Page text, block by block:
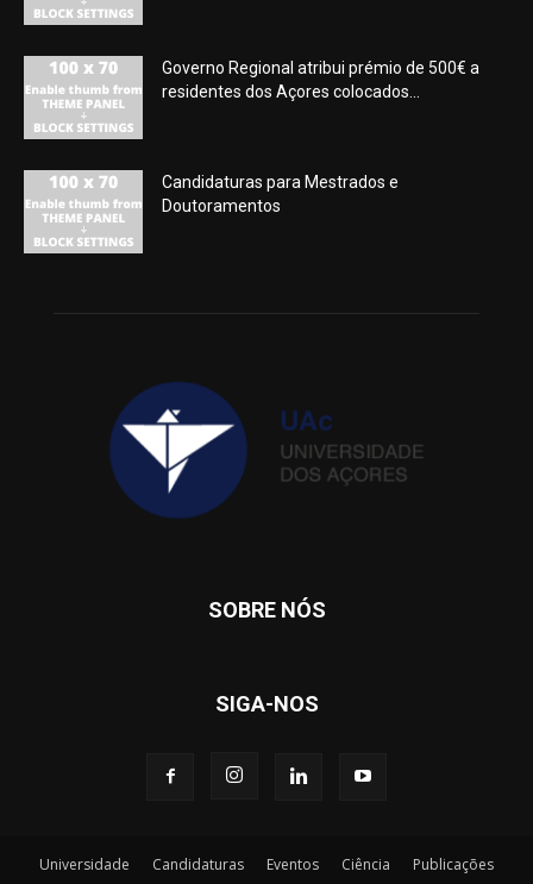
Governo Regional atribui prémio de 500€ a
residentes dos Açores colocados...
Candidaturas para Mestrados e
Doutoramentos
SOBRE NÓS
SIGA-NOS
Universidade Candidaturas Eventos Ciência Publicações